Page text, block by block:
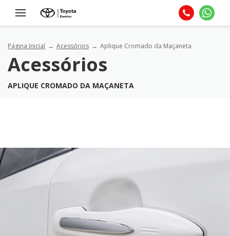
Página Inicial Acessórios Aplique Cromado da Maçaneta
Acessórios
APLIQUE CROMADO DA MAÇANETA